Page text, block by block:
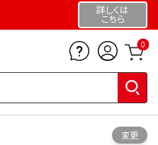
詳しくは
こちら
0
変更